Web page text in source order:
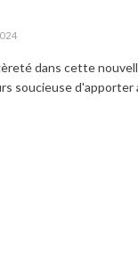
dans cette
soucieuse d'apporter